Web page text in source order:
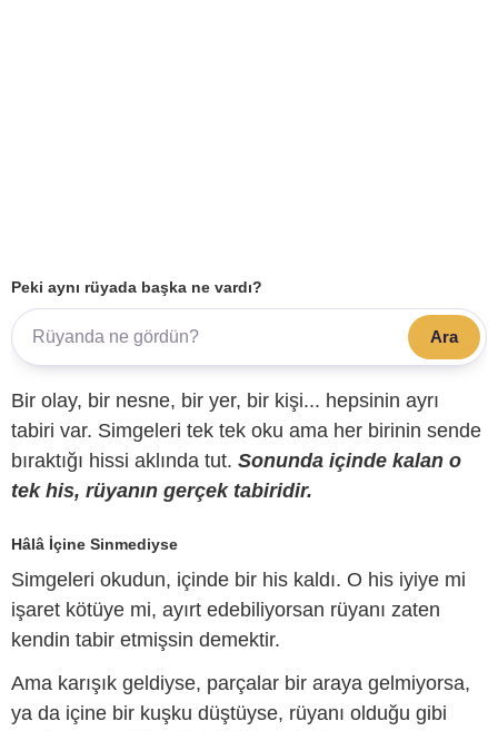
Peki aynı rüyada başka ne vardı?
Ara
Bir olay, bir nesne, bir yer, bir kişi... hepsinin ayrı
tabiri var. Simgeleri tek tek oku ama her birinin sende
bıraktığı hissi aklında tut. Sonunda içinde kalan o
tek his, rüyanın gerçek tabiridir.
Hâlâ İçine Sinmediyse
Simgeleri okudun, içinde bir his kaldı. O his iyiye mi
işaret kötüye mi, ayırt edebiliyorsan rüyanı zaten
kendin tabir etmişsin demektir.
Ama karışık geldiyse, parçalar bir araya gelmiyorsa,
ya da içine bir kuşku düştüyse, rüyanı olduğu gibi